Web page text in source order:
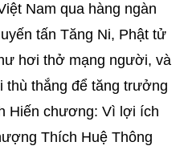
Nam qua hàng ngàn
tấn Tăng Ni, Phật tử
hơi thở mạng người, và
thù thắng để tăng trưởng
Hiến chương: Vì lợi ích
Thích Huệ Thông